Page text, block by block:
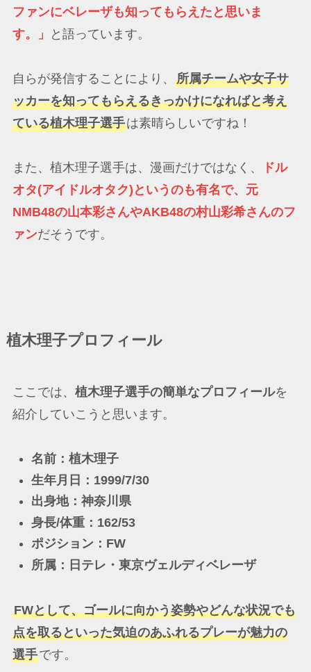
ファンにベレーザも知ってもらえたと思いま
す。」
と語っています。
自らが発信することにより、 所属チームや女子サ
ッカーを知ってもらえるきっかけになればと考え
ている植木理子選手は素晴らしいですね！
また、植木理子選手は、漫画だけではなく、
ドル
オタ(アイドルオタク)というのも有名で、元
NMB48の山本彩さんやAKB48の村山彩希さんのフ
ァンだそうです。
植木理子プロフィール
ここでは、 植木理子選手の簡単なプロフィールを
紹介していこうと思います。
名前：植木理子
生年月日：1999/7/30
出身地：神奈川県
身長/体重：162/53
ポジション：FW
所属：日テレ・東京ヴェルディベレーザ
FWとして、ゴールに向かう姿勢やどんな状況でも
点を取るといった気迫のあふれるプレーが魅力の
選手です。